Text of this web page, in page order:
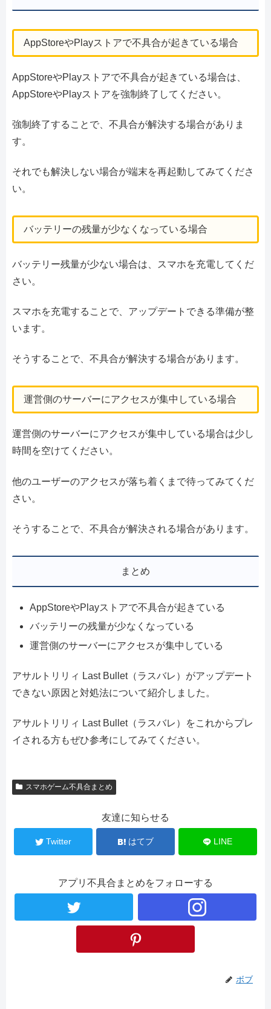
AppStoreやPlayストアで不具合が起きている場合
AppStoreやPlayストアで不具合が起きている場合は、
AppStoreやPlayストアを強制終了してください。
強制終了することで、不具合が解決する場合がありま
す。
それでも解決しない場合が端末を再起動してみてくださ
い。
バッテリーの残量が少なくなっている場合
バッテリー残量が少ない場合は、スマホを充電してくだ
さい。
スマホを充電することで、アップデートできる準備が整
います。
そうすることで、不具合が解決する場合があります。
運営側のサーバーにアクセスが集中している場合
運営側のサーバーにアクセスが集中している場合は少し
時間を空けてください。
他のユーザーのアクセスが落ち着くまで待ってみてくだ
さい。
そうすることで、不具合が解決される場合があります。
まとめ
AppStoreやPlayストアで不具合が起きている
バッテリーの残量が少なくなっている
運営側のサーバーにアクセスが集中している
アサルトリリィ Last Bullet（ラスバレ）がアップデート
できない原因と対処法について紹介しました。
アサルトリリィ Last Bullet（ラスバレ）をこれからプレ
イされる方もぜひ参考にしてみてください。
スマホゲーム不具合まとめ
友達に知らせる
Twitter はてブ LINE
アプリ不具合まとめをフォローする
ボブ